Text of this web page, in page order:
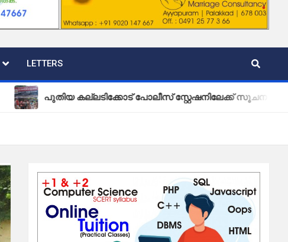
LETTERS
പുതിയ കല്ലടിക്കോട് പോലീസ് സ്റ്റേഷനിലേക്ക് സൂചന ബോർഡ്